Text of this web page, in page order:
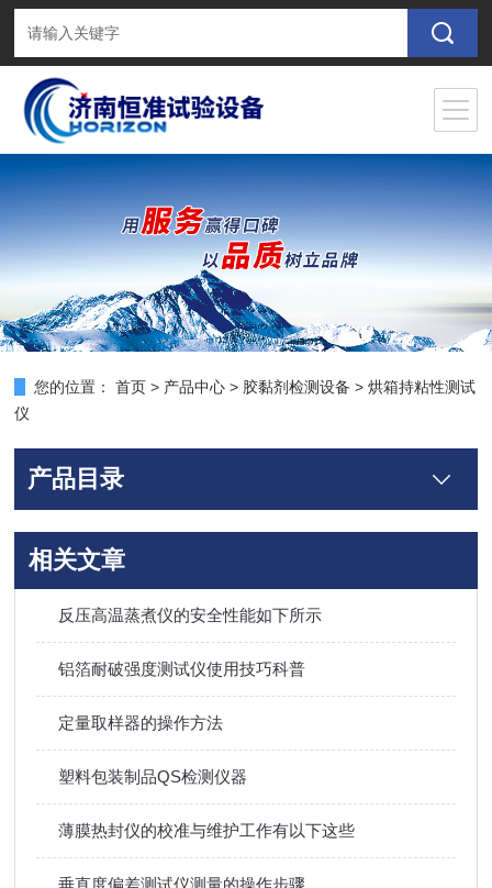
您的位置： 首页 > 产品中心 > 胶黏剂检测设备 >烘箱持粘性测试
仪
产品目录
相关文章
反压高温蒸煮仪的安全性能如下所示
铝箔耐破强度测试仪使用技巧科普
定量取样器的操作方法
塑料包装制品QS检测仪器
薄膜热封仪的校准与维护工作有以下这些
垂直度偏差测试仪测量的操作步骤